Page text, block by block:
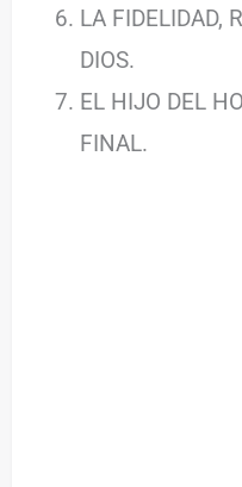
LA FIDELIDAD,
DIOS.
EL HIJO DEL
FINAL.